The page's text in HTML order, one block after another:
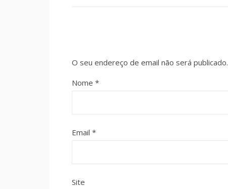
O seu endereço de email não será publicado.
Nome *
Email *
Site